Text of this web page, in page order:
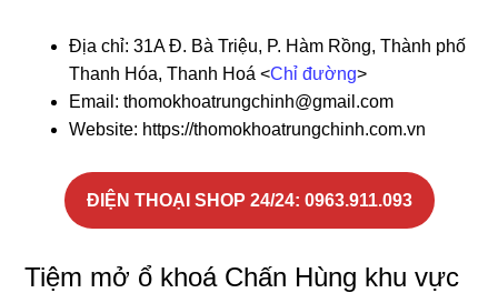
Địa chỉ: 31A Đ. Bà Triệu, P. Hàm Rồng, Thành phố
Thanh Hóa, Thanh Hoá <Chỉ đường>
Email: thomokhoatrungchinh@gmail.com
Website: https://thomokhoatrungchinh.com.vn
ĐIỆN THOẠI SHOP 24/24: 0963.911.093
Tiệm mở ổ khoá Chấn Hùng khu vực